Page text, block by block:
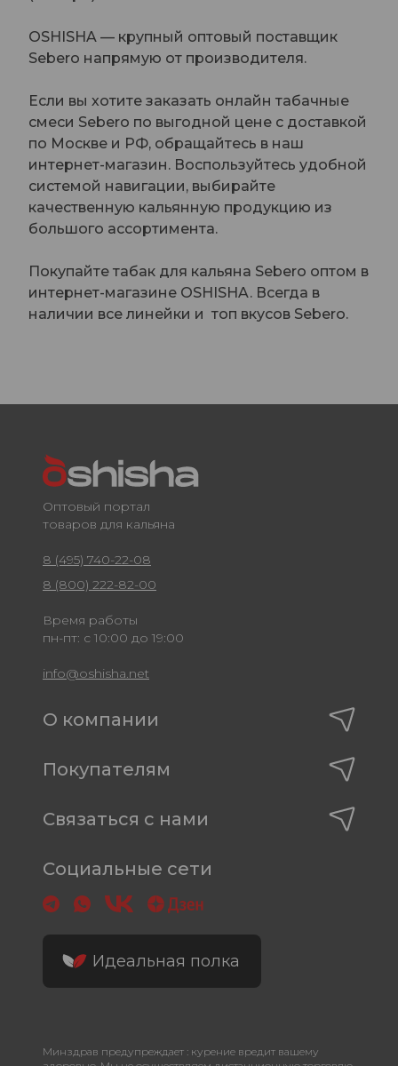
OSHISHA — крупный оптовый поставщик
Sebero напрямую от производителя.
Если вы хотите заказать онлайн табачные
смеси Sebero по выгодной цене с доставкой
по Москве и РФ, обращайтесь в наш
интернет-магазин. Воспользуйтесь удобной
системой навигации, выбирайте
качественную кальянную продукцию из
большого ассортимента.
Покупайте табак для кальяна Sebero оптом в
интернет-магазине OSHISHA. Всегда в
наличии все линейки и топ вкусов Sebero.
Оптовый портал
товаров для кальяна
8 (495) 740-22-08
8 (800) 222-82-00
Время работы
пн-пт: с 10:00 до 19:00
info@oshisha.net
О компании
Покупателям
Связаться с нами
Социальные сети
Идеальная полка
Минздрав предупреждает : курение вредит вашему